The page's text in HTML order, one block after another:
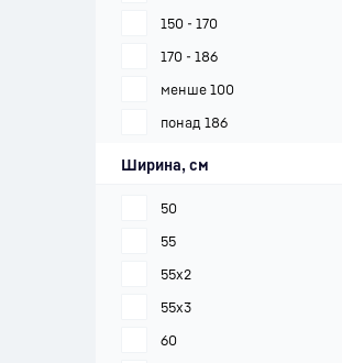
150 - 170
170 - 186
менше 100
понад 186
Ширина, см
50
55
55x2
55x3
60